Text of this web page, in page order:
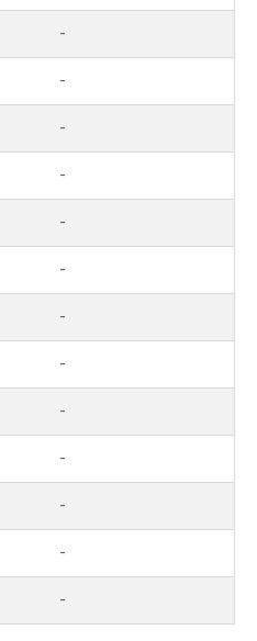
-
-
-
-
-
-
-
-
-
-
-
-
-